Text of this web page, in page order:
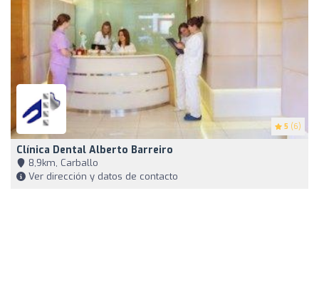
5 (6)
Clínica Dental Alberto Barreiro
8,9km, Carballo
Ver dirección y datos de contacto